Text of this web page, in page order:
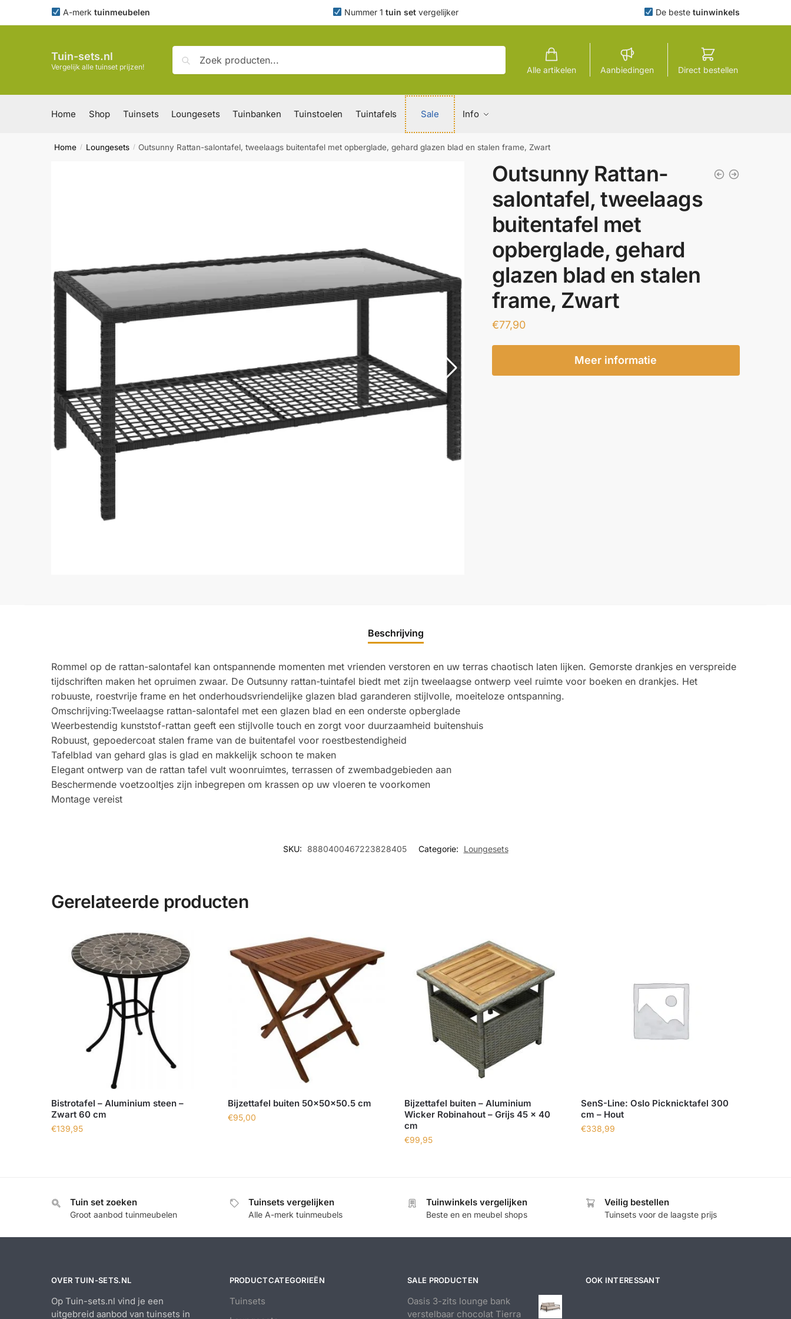
A-merk tuinmeubelen Nummer 1 tuin set vergelijker De beste tuinwinkels
Tuin-sets.nl
Vergelijk alle tuinset prijzen!
naar:
Zoeken
Alle artikelen Aanbiedingen Direct bestellen
Home Shop Tuinsets Loungesets Tuinbanken Tuinstoelen Tuintafels Sale Info
Home / Loungesets / Outsunny Rattan-salontafel, tweelaags buitentafel met opberglade, gehard glazen blad en stalen frame, Zwart
Outsunny Rattan-
salontafel, tweelaags
buitentafel met
opberglade, gehard
glazen blad en stalen
frame, Zwart
€77,90
Meer informatie
Beschrijving
Rommel op de rattan-salontafel kan ontspannende momenten met vrienden verstoren en uw terras chaotisch laten lijken. Gemorste drankjes en verspreide
tijdschriften maken het opruimen zwaar. De Outsunny rattan-tuintafel biedt met zijn tweelaagse ontwerp veel ruimte voor boeken en drankjes. Het
robuuste, roestvrije frame en het onderhoudsvriendelijke glazen blad garanderen stijlvolle, moeiteloze ontspanning.
Omschrijving:Tweelaagse rattan-salontafel met een glazen blad en een onderste opberglade
Weerbestendig kunststof-rattan geeft een stijlvolle touch en zorgt voor duurzaamheid buitenshuis
Robuust, gepoedercoat stalen frame van de buitentafel voor roestbestendigheid
Tafelblad van gehard glas is glad en makkelijk schoon te maken
Elegant ontwerp van de rattan tafel vult woonruimtes, terrassen of zwembadgebieden aan
Beschermende voetzooltjes zijn inbegrepen om krassen op uw vloeren te voorkomen
Montage vereist
SKU: 8880400467223828405 Categorie: Loungesets
Gerelateerde producten
Bistrotafel – Aluminium steen –
Zwart 60 cm
€139,95
Bijzettafel buiten 50x50x50.5 cm
€95,00
Bijzettafel buiten – Aluminium
Wicker Robinahout – Grijs 45 x 40
cm
€99,95
SenS-Line: Oslo Picknicktafel 300
cm – Hout
€338,99
Tuin set zoeken
Groot aanbod tuinmeubelen
Tuinsets vergelijken
Alle A-merk tuinmeubels
Tuinwinkels vergelijken
Beste en en meubel shops
Veilig bestellen
Tuinsets voor de laagste prijs
OVER TUIN-SETS.NL
Op Tuin-sets.nl vind je een
uitgebreid aanbod van tuinsets in
PRODUCTCATEGORIEËN
Tuinsets
SALE PRODUCTEN
Oasis 3-zits lounge bank
verstelbaar chocolat Tierra
OOK INTERESSANT